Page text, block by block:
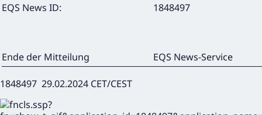
EQS News ID:
1848497
Ende der Mitteilung EQS News-Service
1848497 29.02.2024 CET/CEST